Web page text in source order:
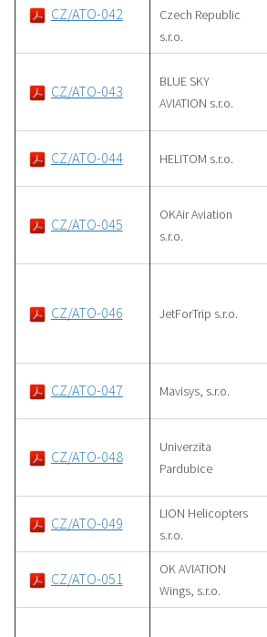
CZ/ATO-042
Czech Republic
s.r.o.
CZ/ATO-043
BLUE SKY
AVIATION s.r.o.
CZ/ATO-044 HELITOM s.r.o.
CZ/ATO-045
OKAir Aviation
s.r.o.
CZ/ATO-046 JetForTrip s.r.o.
CZ/ATO-047 Mavisys, s.r.o.
CZ/ATO-048
Univerzita
Pardubice
CZ/ATO-049
LION Helicopters
s.r.o.
CZ/ATO-051
OK AVIATION
Wings, s.r.o.